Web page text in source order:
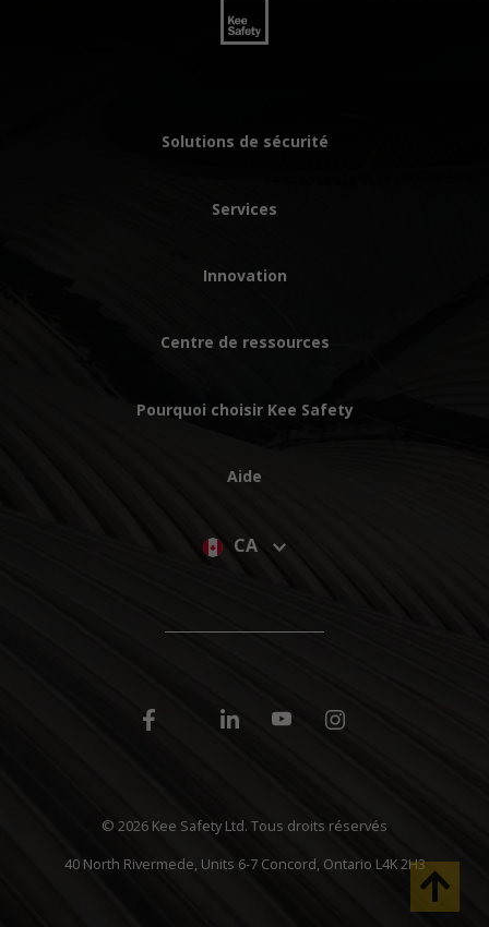
Solutions de sécurité
Services
Innovation
Centre de ressources
Pourquoi choisir Kee Safety
Aide
CA
© 2026 Kee Safety Ltd. Tous droits réservés
40 North Rivermede, Units 6-7 Concord, Ontario L4K 2H3